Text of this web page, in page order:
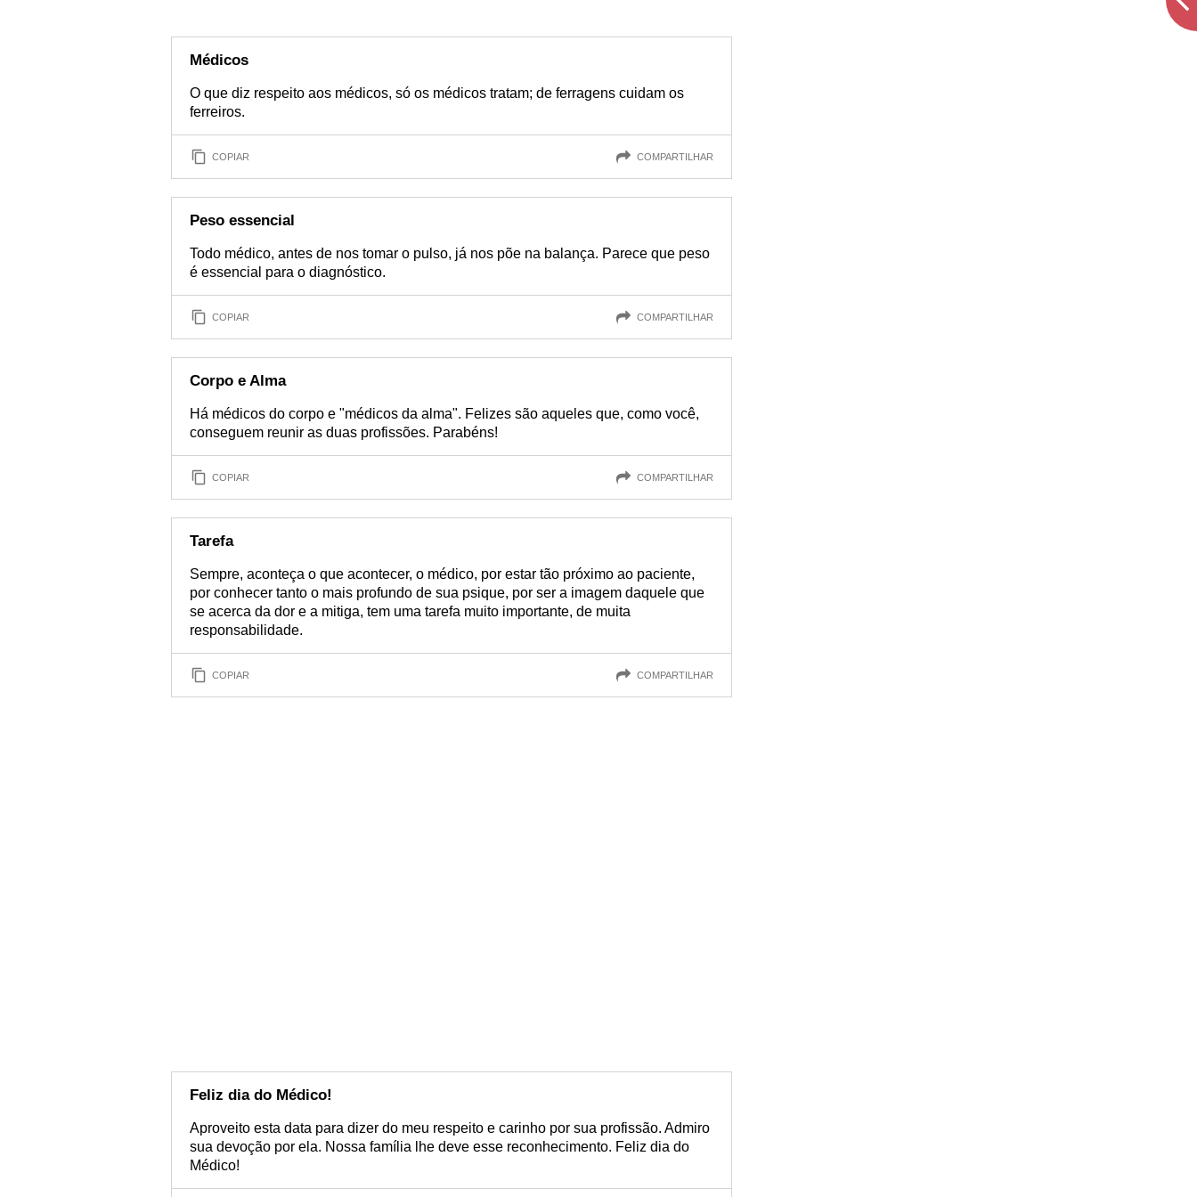
Médicos
O que diz respeito aos médicos, só os médicos tratam; de ferragens cuidam os
ferreiros.
COPIAR COMPARTILHAR
Peso essencial
Todo médico, antes de nos tomar o pulso, já nos põe na balança. Parece que peso
é essencial para o diagnóstico.
COPIAR COMPARTILHAR
Corpo e Alma
Há médicos do corpo e "médicos da alma". Felizes são aqueles que, como você,
conseguem reunir as duas profissões. Parabéns!
COPIAR COMPARTILHAR
Tarefa
Sempre, aconteça o que acontecer, o médico, por estar tão próximo ao paciente,
por conhecer tanto o mais profundo de sua psique, por ser a imagem daquele que
se acerca da dor e a mitiga, tem uma tarefa muito importante, de muita
responsabilidade.
COPIAR COMPARTILHAR
Feliz dia do Médico!
Aproveito esta data para dizer do meu respeito e carinho por sua profissão. Admiro
sua devoção por ela. Nossa família lhe deve esse reconhecimento. Feliz dia do
Médico!